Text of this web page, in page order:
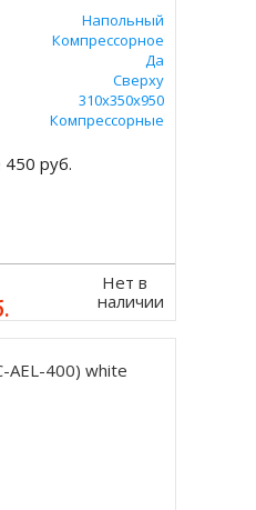
Напольный
Компрессорное
Да
Сверху
310х350х950
Компрессорные
450 руб.
Нет в
наличии